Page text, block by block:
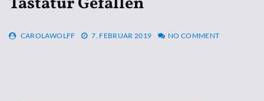
CAROLAWOLFF 7. FEBRUAR 2019 NO COMMENT